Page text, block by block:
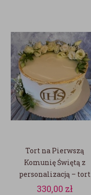
Tort na Pierwszą
Komunię Świętą z
personalizacją – tort
komunijny na
330,00 zł